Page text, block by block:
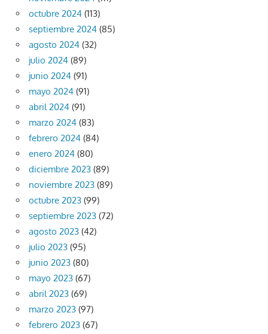
octubre 2024 (113)
septiembre 2024 (85)
agosto 2024 (32)
julio 2024 (89)
junio 2024 (91)
mayo 2024 (91)
abril 2024 (91)
marzo 2024 (83)
febrero 2024 (84)
enero 2024 (80)
diciembre 2023 (89)
noviembre 2023 (89)
octubre 2023 (99)
septiembre 2023 (72)
agosto 2023 (42)
julio 2023 (95)
junio 2023 (80)
mayo 2023 (67)
abril 2023 (69)
marzo 2023 (97)
febrero 2023 (67)